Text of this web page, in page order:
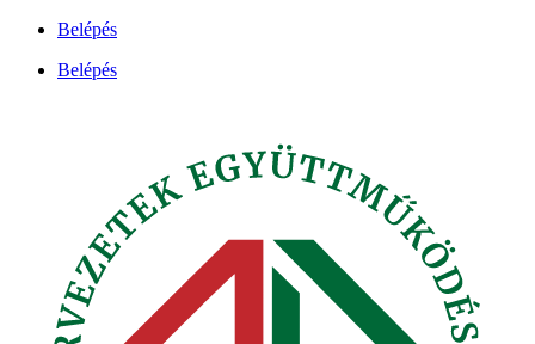
Ugrás
tartalomhoz
Belépés
Belépés